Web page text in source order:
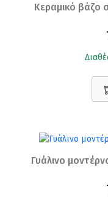
Κεραμικό βάζο
Γυάλινο